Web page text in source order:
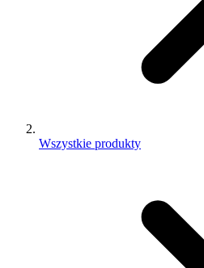
Wszystkie produkty